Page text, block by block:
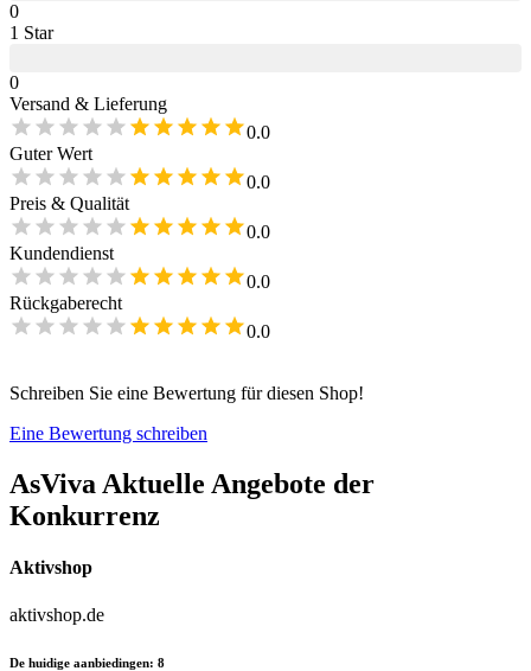
0
1 Star
0
Versand & Lieferung
0.0
Guter Wert
0.0
Preis & Qualität
0.0
Kundendienst
0.0
Rückgaberecht
0.0
Schreiben Sie eine Bewertung für diesen Shop!
Eine Bewertung schreiben
AsViva Aktuelle Angebote der
Konkurrenz
Aktivshop
aktivshop.de
De huidige aanbiedingen: 8